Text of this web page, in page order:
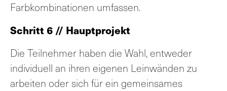
Farbkombinationen umfassen.
Schritt 6 // Hauptprojekt
Die Teilnehmer haben die Wahl, entweder
individuell an ihren eigenen Leinwänden zu
arbeiten oder sich für ein gemeinsames